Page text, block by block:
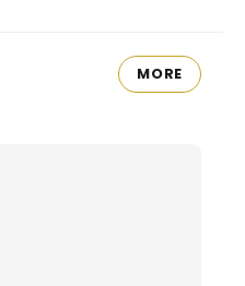
MORE